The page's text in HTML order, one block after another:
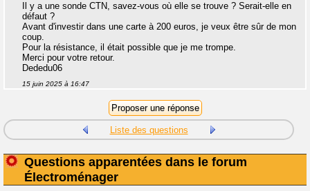
Il y a une sonde CTN, savez-vous où elle se trouve ? Serait-elle en
défaut ?
Avant d'investir dans une carte à 200 euros, je veux être sûr de mon
coup.
Pour la résistance, il était possible que je me trompe.
Merci pour votre retour.
Dededu06
15 juin 2025 à 16:47
Liste des questions
Questions apparentées dans le forum
Électroménager